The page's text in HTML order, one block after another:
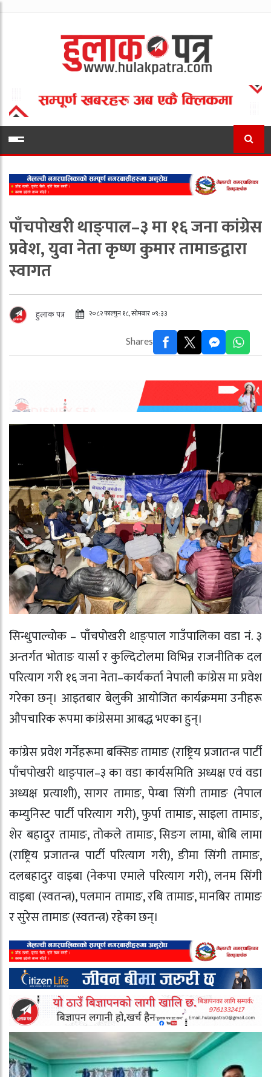
पाँचपोखरी थाङ्पाल–३ मा १६ जना कांग्रेस
प्रवेश, युवा नेता कृष्ण कुमार तामाङद्वारा
स्वागत
हुलाक पत्र २०८२ फाल्गुन १८, सोमबार ०९:३३
Shares
सिन्धुपाल्चाेक – पाँचपोखरी थाङ्पाल गाउँपालिका वडा नं. ३
अन्तर्गत भोताङ यार्सा र कुल्दिटोलमा विभिन्न राजनीतिक दल
परित्याग गरी १६ जना नेता–कार्यकर्ता नेपाली कांग्रेस मा प्रवेश
गरेका छन्। आइतबार बेलुकी आयोजित कार्यक्रममा उनीहरू
औपचारिक रूपमा कांग्रेसमा आबद्ध भएका हुन्।
कांग्रेस प्रवेश गर्नेहरूमा बक्सिङ तामाङ (राष्ट्रिय प्रजातन्त्र पार्टी
पाँचपोखरी थाङ्पाल–३ का वडा कार्यसमिति अध्यक्ष एवं वडा
अध्यक्ष प्रत्याशी), सागर तामाङ, पेम्बा सिंगी तामाङ (नेपाल
कम्युनिस्ट पार्टी परित्याग गरी), फुर्पा तामाङ, साइला तामाङ,
शेर बहादुर तामाङ, तोकले तामाङ, सिङग लामा, बोबि लामा
(राष्ट्रिय प्रजातन्त्र पार्टी परित्याग गरी), ङीमा सिंगी तामाङ,
दलबहादुर वाइबा (नेकपा एमाले परित्याग गरी), लनम सिंगी
वाइबा (स्वतन्त्र), पलमान तामाङ, रबि तामाङ, मानबिर तामाङ
र सुरेस तामाङ (स्वतन्त्र) रहेका छन्।